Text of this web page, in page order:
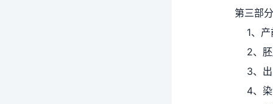
第三部
1、
2、
3、
4、